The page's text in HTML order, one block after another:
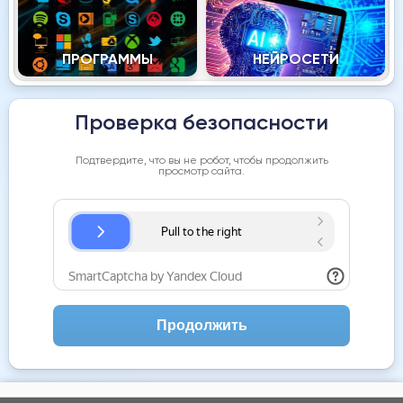
ПРОГРАММЫ НЕЙРОСЕТИ
Проверка безопасности
Подтвердите, что вы не робот, чтобы продолжить
просмотр сайта.
Продолжить